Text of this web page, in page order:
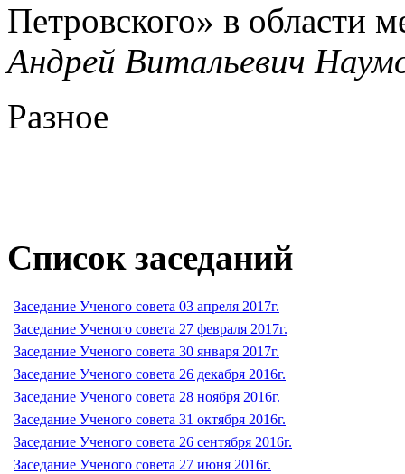
Петровского» в области
Андрей Витальевич
Разное
Список заседаний
Заседание Ученого совета 03 апреля 2017г.
Заседание Ученого совета 27 февраля 2017г.
Заседание Ученого совета 30 января 2017г.
Заседание Ученого совета 26 декабря 2016г.
Заседание Ученого совета 28 ноября 2016г.
Заседание Ученого совета 31 октября 2016г.
Заседание Ученого совета 26 сентября 2016г.
Заседание Ученого совета 27 июня 2016г.